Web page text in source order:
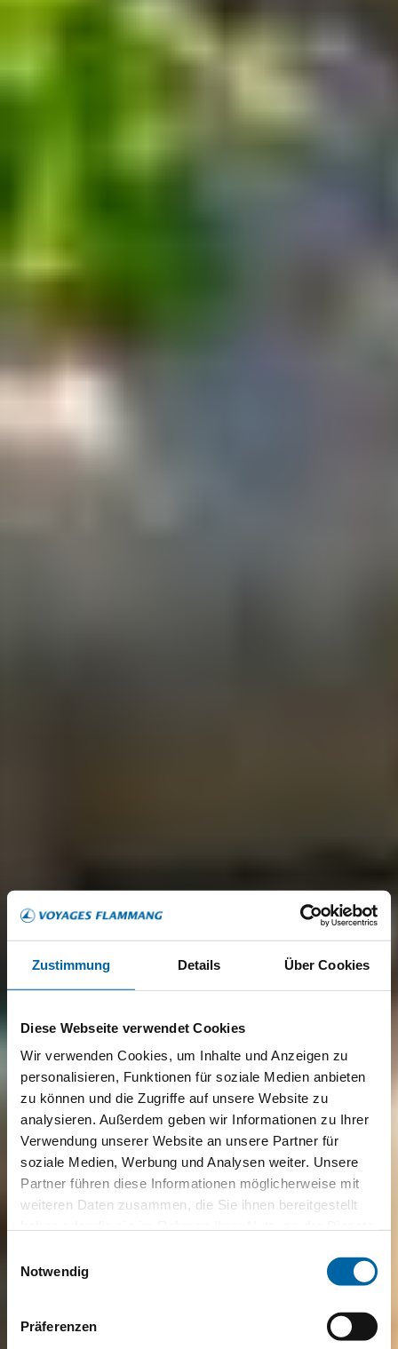
Zustimmung Details Über Cookies
Diese Webseite verwendet Cookies
Wir verwenden Cookies, um Inhalte und Anzeigen zu
personalisieren, Funktionen für soziale Medien anbieten
zu können und die Zugriffe auf unsere Website zu
analysieren. Außerdem geben wir Informationen zu Ihrer
Verwendung unserer Website an unsere Partner für
soziale Medien, Werbung und Analysen weiter. Unsere
Partner führen diese Informationen möglicherweise mit
weiteren Daten zusammen, die Sie ihnen bereitgestellt
Notwendig
Präferenzen